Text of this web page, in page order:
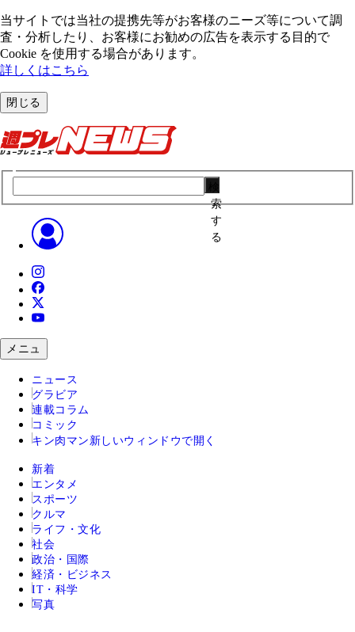
当サイトでは当社の提携先等がお客様のニーズ等について調
査・分析したり、お客様にお勧めの広告を表⽰する⽬的で
Cookie を使⽤する場合があります。
詳しくはこちら
閉じる
索
す
る
メニュ
ニュース
グラビア
連載コラム
コミック
キン肉マン 新しいウィンドウで開く
新着
エンタメ
スポーツ
クルマ
ライフ・文化
社会
政治・国際
経済・ビジネス
IT・科学
写真